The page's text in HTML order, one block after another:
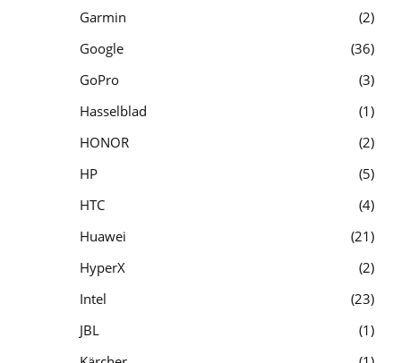
Garmin
2
Google
36
GoPro
3
Hasselblad
1
HONOR
2
HP
5
HTC
4
Huawei
21
HyperX
2
Intel
23
JBL
1